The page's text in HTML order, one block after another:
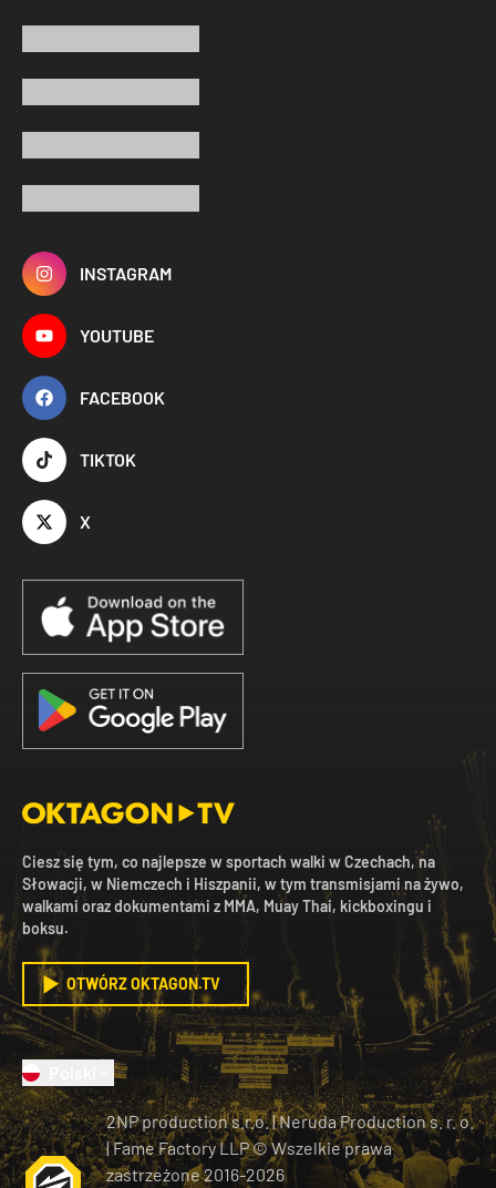
INSTAGRAM
YOUTUBE
FACEBOOK
TIKTOK
X
Ciesz się tym, co najlepsze w sportach walki w Czechach, na
Słowacji, w Niemczech i Hiszpanii, w tym transmisjami na żywo,
walkami oraz dokumentami z MMA, Muay Thai, kickboxingu i
boksu.
OTWÓRZ OKTAGON.TV
2NP production s.r.o.|Neruda Production s. r. o.
| Fame Factory LLP © Wszelkie prawa
zastrzeżone2016-2026